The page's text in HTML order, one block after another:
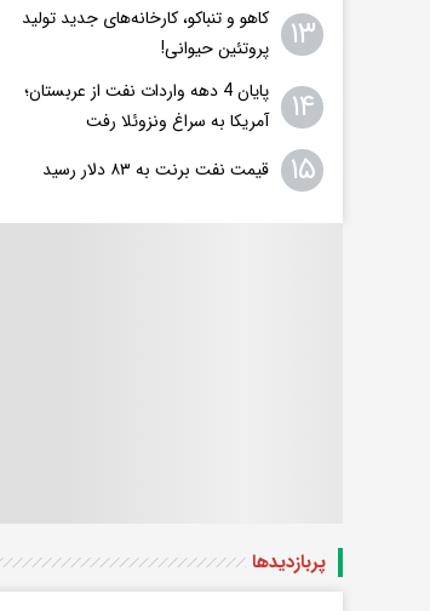
۱۳
کاهو و تنباکو، کارخانه‌های جدید تولید
پروتئین حیوانی!
۱۴
پایان 4 دهه واردات نفت از عربستان؛
آمریکا به سراغ ونزوئلا رفت
۱۵ قیمت نفت برنت به ۸۳ دلار رسید
پربازدید‌ها